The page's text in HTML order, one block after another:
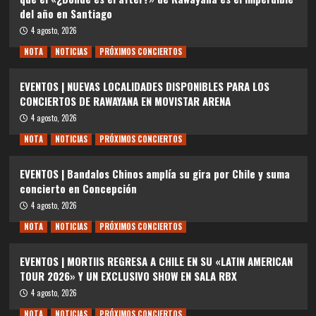
del año en Santiago
4 agosto, 2026
NOTA
NOTICIAS PRÓXIMOS CONCIERTOS
EVENTOS | NUEVAS LOCALIDADES DISPONIBLES PARA LOS
CONCIERTOS DE RAWAYANA EN MOVISTAR ARENA
4 agosto, 2026
NOTA
NOTICIAS PRÓXIMOS CONCIERTOS
EVENTOS | Bandalos Chinos amplía su gira por Chile y suma
concierto en Concepción
4 agosto, 2026
NOTA
NOTICIAS PRÓXIMOS CONCIERTOS
EVENTOS | MORTIIS REGRESA A CHILE EN SU «LATIN AMERICAN
TOUR 2026» Y UN EXCLUSIVO SHOW EN SALA RBX
4 agosto, 2026